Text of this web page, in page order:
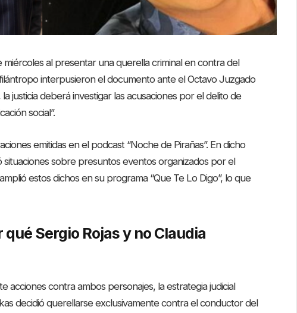
al presentar una querella criminal en contra del
interpusieron el documento ante el Octavo Juzgado
justicia deberá investigar las acusaciones por el delito de
social”.
emitidas en el podcast “Noche de Pirañas”. En dicho
situaciones sobre presuntos eventos organizados por el
estos dichos en su programa “Que Te Lo Digo”, lo que
Sergio Rojas y no Claudia
acciones contra ambos personajes, la estrategia judicial
decidió querellarse exclusivamente contra el conductor del